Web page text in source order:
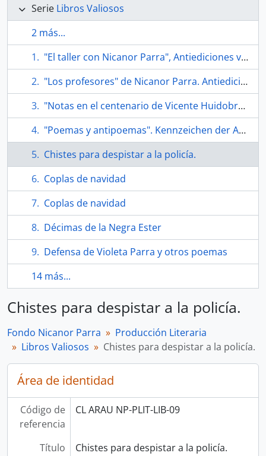
Serie Libros Valiosos
2 más...
"El taller con Nicanor Parra", Antiediciones villa miseria
"Los profesores" de Nicanor Parra. Antiedición de 250 ejemplares firmados
"Notas en el centenario de Vicente Huidobro" de Nicanor Parra
"Poemas y antipoemas". Kennzeichen der Antipoesie Nicanor Parras anhand der Analyse der Gedichte "Sinfonía de cuna" und "Oda a unas palomas"
Chistes para despistar a la policía.
Coplas de navidad
Coplas de navidad
Décimas de la Negra Ester
Defensa de Violeta Parra y otros poemas
14 más...
Chistes para despistar a la policía.
Fondo Nicanor Parra
Producción Literaria
Libros Valiosos
Chistes para despistar a la policía.
Área de identidad
Código de
referencia
CL ARAU NP-PLIT-LIB-09
Título
Chistes para despistar a la policía.